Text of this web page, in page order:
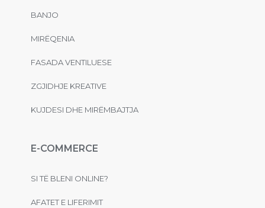
BANJO
MIRËQENIA
FASADA VENTILUESE
ZGJIDHJE KREATIVE
KUJDESI DHE MIRËMBAJTJA
E-COMMERCE
SI TË BLENI ONLINE?
AFATET E LIFERIMIT